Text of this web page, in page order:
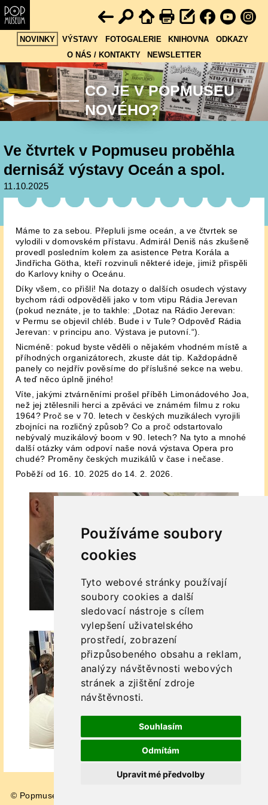
Používáme soubory
cookies
Tyto webové stránky používají
soubory cookies a další
sledovací nástroje s cílem
vylepšení uživatelského
prostředí, zobrazení
přizpůsobeného obsahu a reklam,
analýzy návštěvnosti webových
stránek a zjištění zdroje
návštěvnosti.
Souhlasím
Odmítám
Upravit mé předvolby
NOVINKY VÝSTAVY FOTOGALERIE KNIHOVNA
ODKAZY
O NÁS / KONTAKTY
NEWSLETTER
CO JE V POPMUSEU
NOVÉHO?
Ve čtvrtek v Popmuseu proběhla
dernisáž výstavy Oceán a spol.
11.10.2025
Máme to za sebou. Přepluli jsme oceán, a ve čtvrtek se
vylodili v domovském přístavu. Admirál Deniš nás zkušeně
provedl posledním kolem za asistence Petra Korála a
Jindřicha Götha, kteří rozvinuli některé ideje, jimiž přispěli
do Karlovy knihy o Oceánu.
Díky všem, co přišli! Na dotazy o dalších osudech výstavy
bychom rádi odpověděli jako v tom vtipu Rádia Jerevan
(pokud neznáte, je to takhle: „Dotaz na Rádio Jerevan:
v Permu se objevil chléb. Bude i v Tule? Odpověď Rádia
Jerevan: v principu ano. Výstava je putovní.“).
Nicméně: pokud byste věděli o nějakém vhodném místě a
příhodných organizátorech, zkuste dát tip. Každopádně
panely co nejdřív pověsíme do příslušné sekce na webu.
A teď něco úplně jiného!
Víte, jakými ztvárněními prošel příběh Limonádového Joa,
než jej ztělesnili herci a zpěváci ve známém filmu z roku
1964? Proč se v 70. letech v českých muzikálech vyrojili
zbojníci na rozličný způsob? Co a proč odstartovalo
nebývalý muzikálový boom v 90. letech? Na tyto a mnohé
další otázky vám odpoví naše nová výstava Opera pro
chudé? Proměny českých muzikálů v čase i nečase.
Poběží od 16. 10. 2025 do 14. 2. 2026.
© Popmuseum 2026